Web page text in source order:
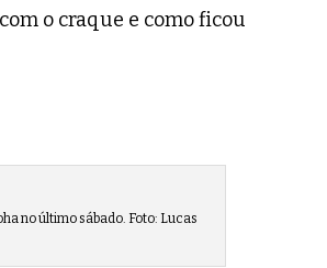
o craque e como ficou
no último sábado. Foto: Lucas